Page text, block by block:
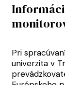
Pri
univerzita v